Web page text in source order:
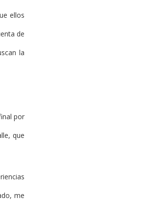
ellos
de
la
por
que
me